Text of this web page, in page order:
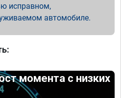
исправном,
автомобиле.
момента с низких